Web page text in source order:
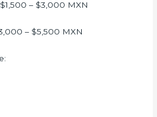
– $3,000 MXN
– $5,500 MXN